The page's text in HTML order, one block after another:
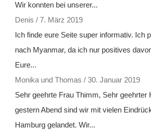
Wir konnten bei unserer...
Denis / 7. März 2019
Ich finde eure Seite super informativ. Ich
nach Myanmar, da ich nur positives
Eure...
Monika und Thomas / 30. Januar 2019
Sehr geehrte Frau Thimm, Sehr geehrter
gestern Abend sind wir mit vielen
Hamburg gelandet. Wir...